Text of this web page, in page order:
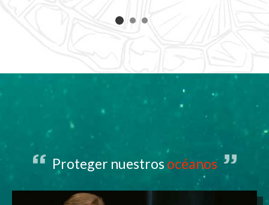
Proteger nuestros océanos